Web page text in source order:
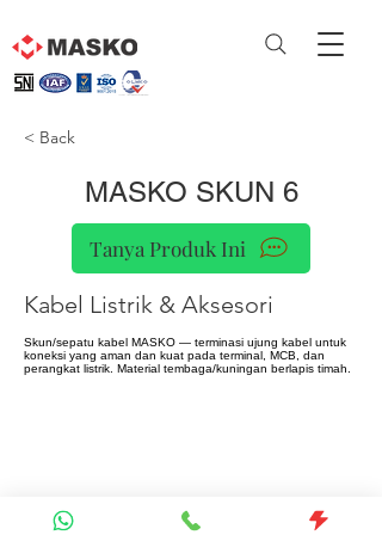
< Back
MASKO SKUN 6
Tanya Produk Ini
Kabel Listrik & Aksesori
Skun/sepatu kabel MASKO — terminasi ujung kabel untuk
koneksi yang aman dan kuat pada terminal, MCB, dan
perangkat listrik. Material tembaga/kuningan berlapis timah.